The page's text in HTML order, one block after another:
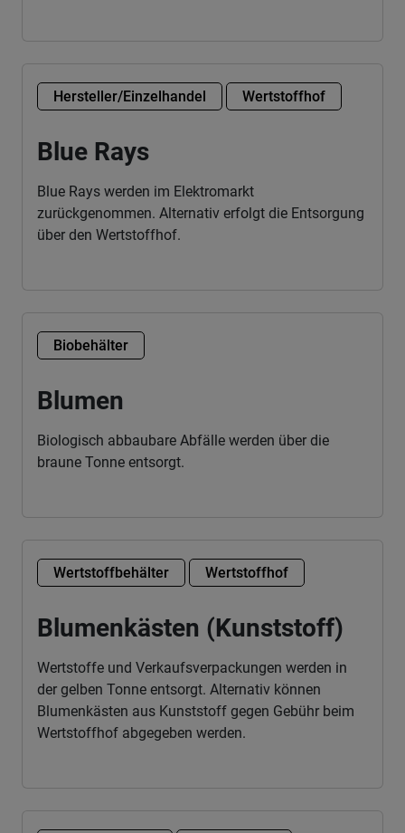
Hersteller/Einzelhandel Wertstoffhof
Blue Rays
Blue Rays werden im Elektromarkt
zurückgenommen. Alternativ erfolgt die Entsorgung
über den Wertstoffhof.
Biobehälter
Blumen
Biologisch abbaubare Abfälle werden über die
braune Tonne entsorgt.
Wertstoffbehälter Wertstoffhof
Blumenkästen (Kunststoff)
Wertstoffe und Verkaufsverpackungen werden in
der gelben Tonne entsorgt. Alternativ können
Blumenkästen aus Kunststoff gegen Gebühr beim
Wertstoffhof abgegeben werden.